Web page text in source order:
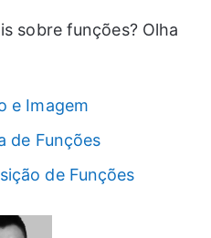
sobre funções? Olha
e Imagem
de Funções
de Funções